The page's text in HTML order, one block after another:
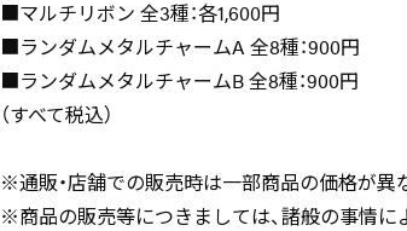
■マルチリボン 全3種：各1,600円
■ランダムメタルチャームA 全8種：900円
■ランダムメタルチャームB 全8種：900円
（すべて税込）
※通販・店舗での販売時は一部商品の価格が異
※商品の販売等につきましては、諸般の事情に